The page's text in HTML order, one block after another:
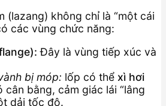
(lazang) không chỉ là “một cái
các vùng chức năng:
Đây là vùng tiếp xúc và
bị móp: lốp có thể xì hơi
cân bằng, cảm giác lái “lâng
dải tốc độ.